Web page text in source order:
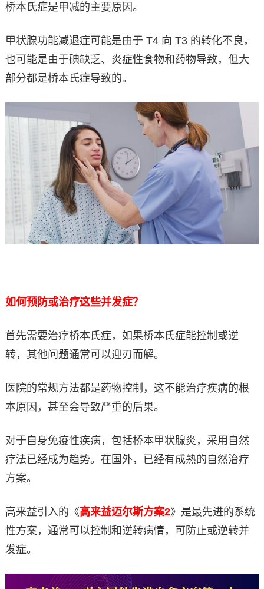
桥本氏症是甲减的主要原因。
甲状腺功能减退症可能是由于 T4 向 T3 的转化不良，
也可能是由于碘缺乏、炎症性食物和药物导致，但大
部分都是桥本氏症导致的。
如何预防或治疗这些并发症？
首先需要治疗桥本氏症，如果桥本氏症能控制或逆
转，其他问题通常可以迎刃而解。
医院的常规方法都是药物控制，这不能治疗疾病的根
本原因，甚至会导致严重的后果。
对于自身免疫性疾病，包括桥本甲状腺炎，采用自然
疗法已经成为趋势。在国外，已经有成熟的自然治疗
方案。
高来益引入的《高来益迈尔斯方案2》是最先进的系统
性方案，通常可以控制和逆转病情，可防止或逆转并
发症。